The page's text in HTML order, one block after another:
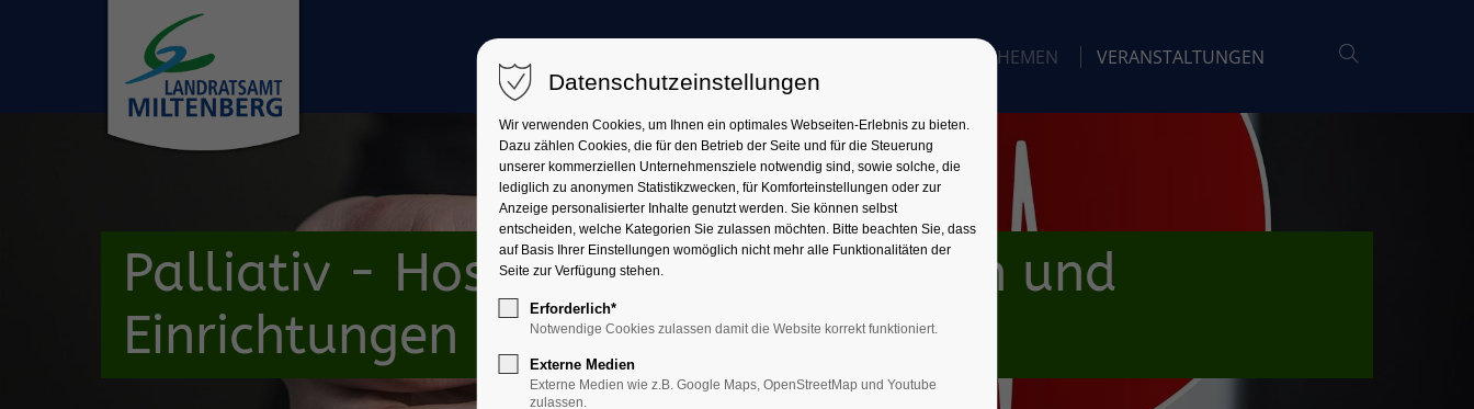
THEMEN VERANSTALTUNGEN
Palliativ - Hospiz, Beratungsstellen und
Einrichtungen
Datenschutzeinstellungen
Wir verwenden Cookies, um Ihnen ein optimales Webseiten-Erlebnis zu bieten.
Dazu zählen Cookies, die für den Betrieb der Seite und für die Steuerung
unserer kommerziellen Unternehmensziele notwendig sind, sowie solche, die
lediglich zu anonymen Statistikzwecken, für Komforteinstellungen oder zur
Anzeige personalisierter Inhalte genutzt werden. Sie können selbst
entscheiden, welche Kategorien Sie zulassen möchten. Bitte beachten Sie, dass
auf Basis Ihrer Einstellungen womöglich nicht mehr alle Funktionalitäten der
Seite zur Verfügung stehen.
Erforderlich*
Notwendige Cookies zulassen damit die Website korrekt funktioniert.
Externe Medien
Externe Medien wie z.B. Google Maps, OpenStreetMap und Youtube
zulassen.